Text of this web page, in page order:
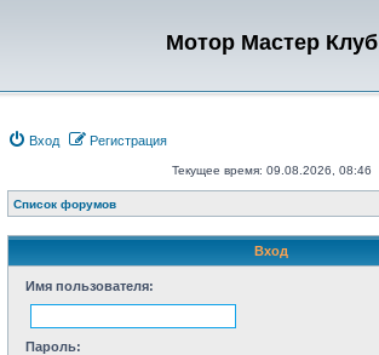
Мотор Мастер Клуб
Вход Регистрация
Текущее время: 09.08.2026, 08:46
Список форумов
Вход
Имя пользователя:
Пароль: